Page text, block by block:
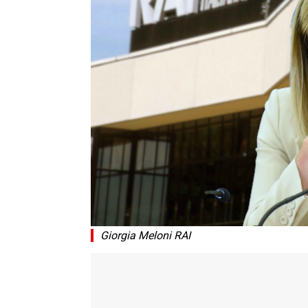
Giorgia Meloni RAI